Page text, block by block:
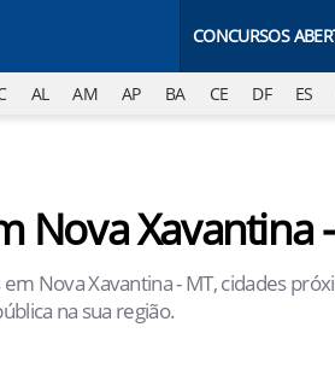
CONCURSOS
AL AM AP BA CE DF ES
Nova Xavantina
Nova Xavantina - MT, cidades
na sua região.